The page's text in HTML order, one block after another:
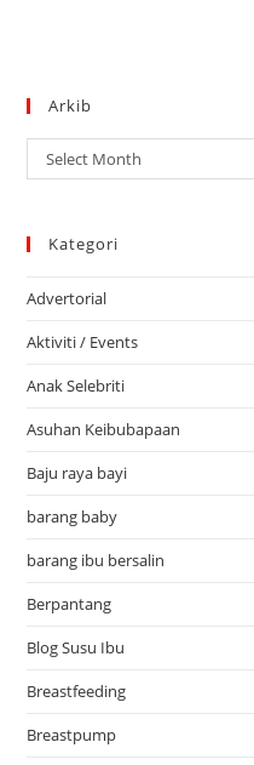
Arkib
Arkib
Select Month
Kategori
Advertorial
Aktiviti / Events
Anak Selebriti
Asuhan Keibubapaan
Baju raya bayi
barang baby
barang ibu bersalin
Berpantang
Blog Susu Ibu
Breastfeeding
Breastpump